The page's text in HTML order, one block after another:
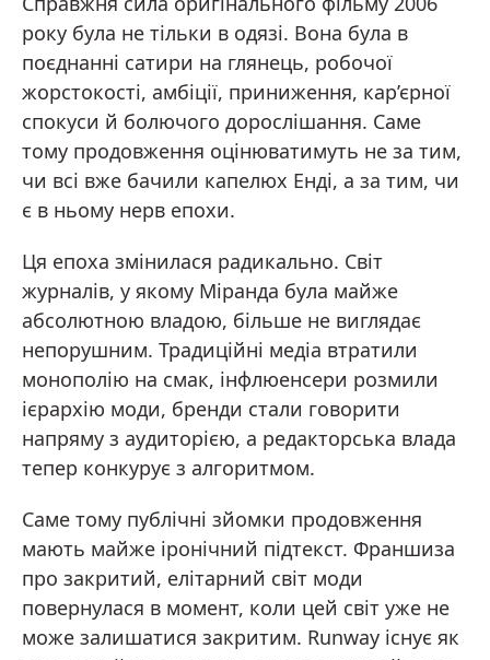
року була не тільки в одязі. Вона була в
поєднанні сатири на глянець, робочої
жорстокості, амбіції, приниження, кар’єрної
спокуси й болючого дорослішання. Саме
тому продовження оцінюватимуть не за тим,
чи всі вже бачили капелюх Енді, а за тим, чи
є в ньому нерв епохи.
Ця епоха змінилася радикально. Світ
журналів, у якому Міранда була майже
абсолютною владою, більше не виглядає
непорушним. Традиційні медіа втратили
монополію на смак, інфлюенсери розмили
ієрархію моди, бренди стали говорити
напряму з аудиторією, а редакторська влада
тепер конкурує з алгоритмом.
Саме тому публічні зйомки продовження
мають майже іронічний підтекст. Франшиза
про закритий, елітарний світ моди
повернулася в момент, коли цей світ уже не
може залишатися закритим. Runway існує як